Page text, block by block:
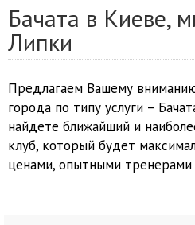
Бачата в Киеве,
Липки
Предлагаем Вашему
города по типу услуги –
найдете ближайший и
клуб, который будет
ценами, опытными тренерами